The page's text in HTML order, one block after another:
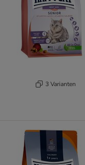
3 Varianten